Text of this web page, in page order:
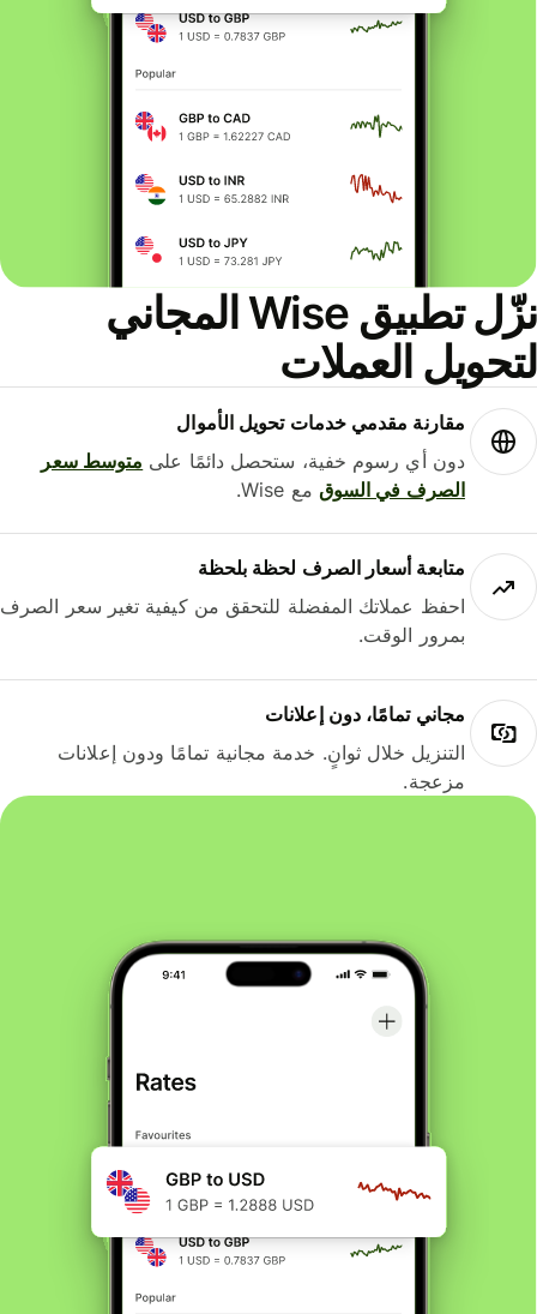
نزّل تطبيق Wise المجاني
العملات
مقارنة مقدمي خدمات تحويل الأموال
دون أي رسوم خفية، ستحصل دائمًا علىمتوسط ​​سعر
الصرف في السوقمع Wise.
متابعة أسعار الصرف لحظة بلحظة
احفظ عملاتك المفضلة للتحقق من كيفية تغير سعر الصرف
بمرور الوقت.
مجاني تمامًا، دون إعلانات
التنزيل خلال ثوانٍ. خدمة مجانية تمامًا ودون إعلانات
مزعجة.